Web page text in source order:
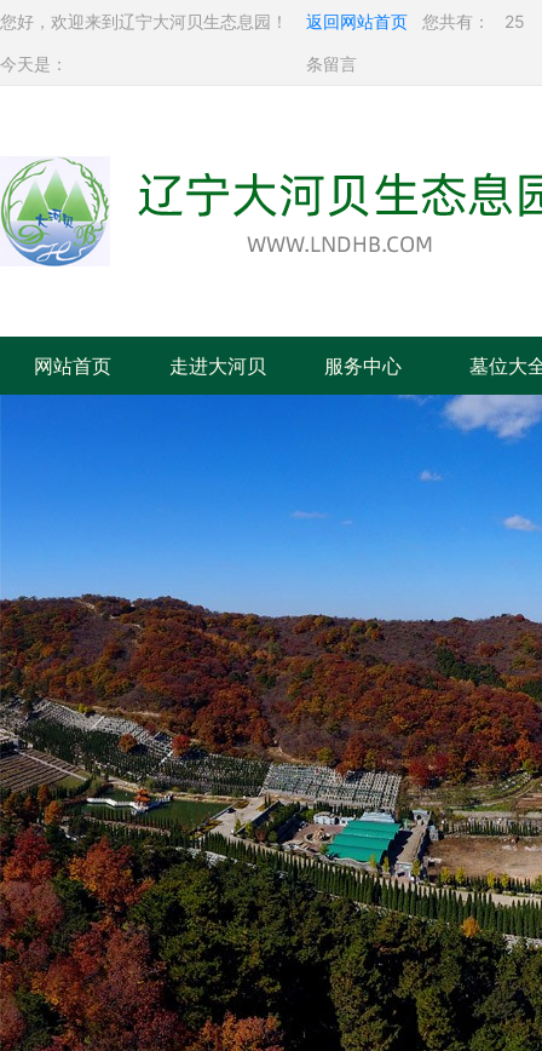
您好，欢迎来到辽宁大河贝生态息园！
今天是：
返回网站首页 您共有： 25
条留言
网站首页 走进大河贝 服务中心 墓位大